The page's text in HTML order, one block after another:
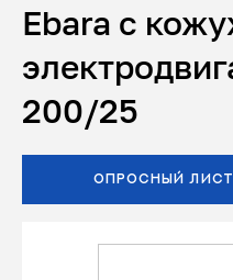
Ebara с
200/25
ОПРОСНЫЙ ЛИСТ